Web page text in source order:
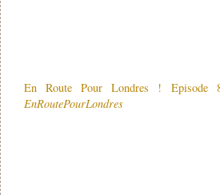
En Route Pour Londres ! Episode
EnRoutePourLondres